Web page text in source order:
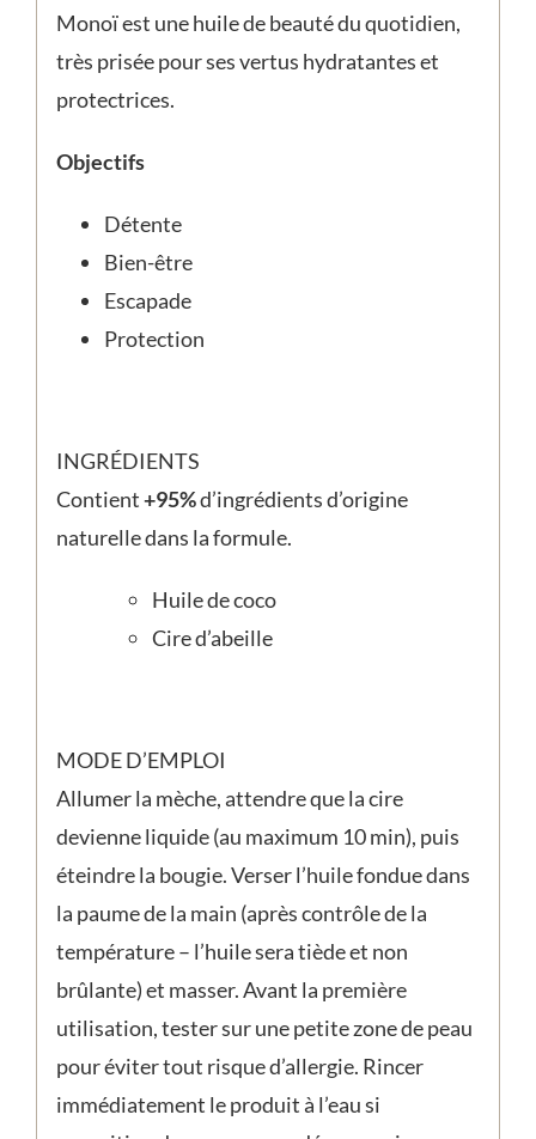
Monoï est une huile de beauté du quotidien,
très prisée pour ses vertus hydratantes et
protectrices.
Objectifs
Détente
Bien-être
Escapade
Protection
INGRÉDIENTS
Contient+95%d’ingrédients d’origine
naturelle dans la formule.
Huile de coco
Cire d’abeille
MODE D’EMPLOI
Allumer la mèche, attendre que la cire
devienne liquide (au maximum 10 min), puis
éteindre la bougie. Verser l’huile fondue dans
la paume de la main (après contrôle de la
température – l’huile sera tiède et non
brûlante) et masser. Avant la première
utilisation, tester sur une petite zone de peau
pour éviter tout risque d’allergie. Rincer
immédiatement le produit à l’eau si